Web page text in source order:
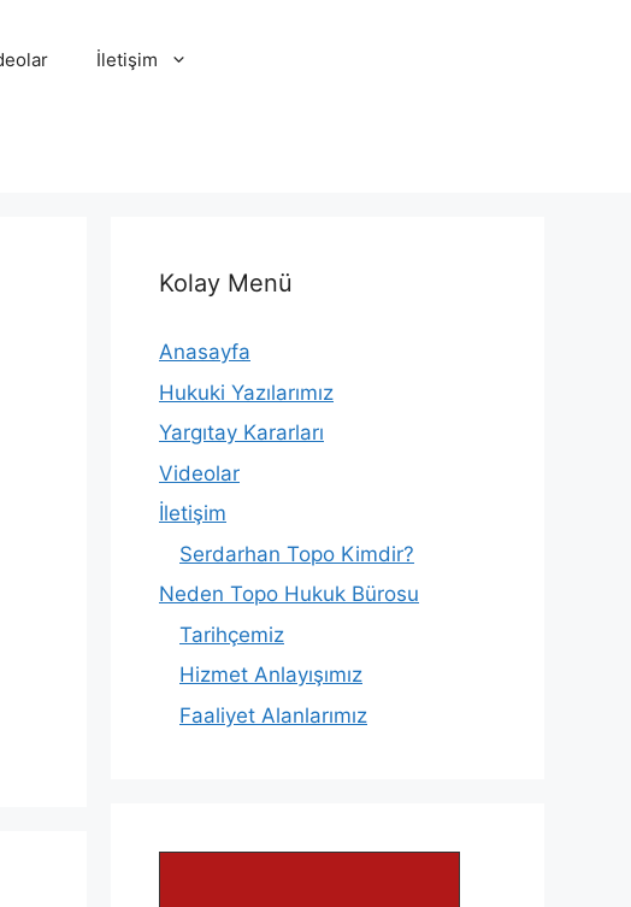
İletişim
Kolay Menü
Anasayfa
Hukuki Yazılarımız
Yargıtay Kararları
Videolar
İletişim
Serdarhan Topo Kimdir?
Neden Topo Hukuk Bürosu
Tarihçemiz
Hizmet Anlayışımız
Faaliyet Alanlarımız